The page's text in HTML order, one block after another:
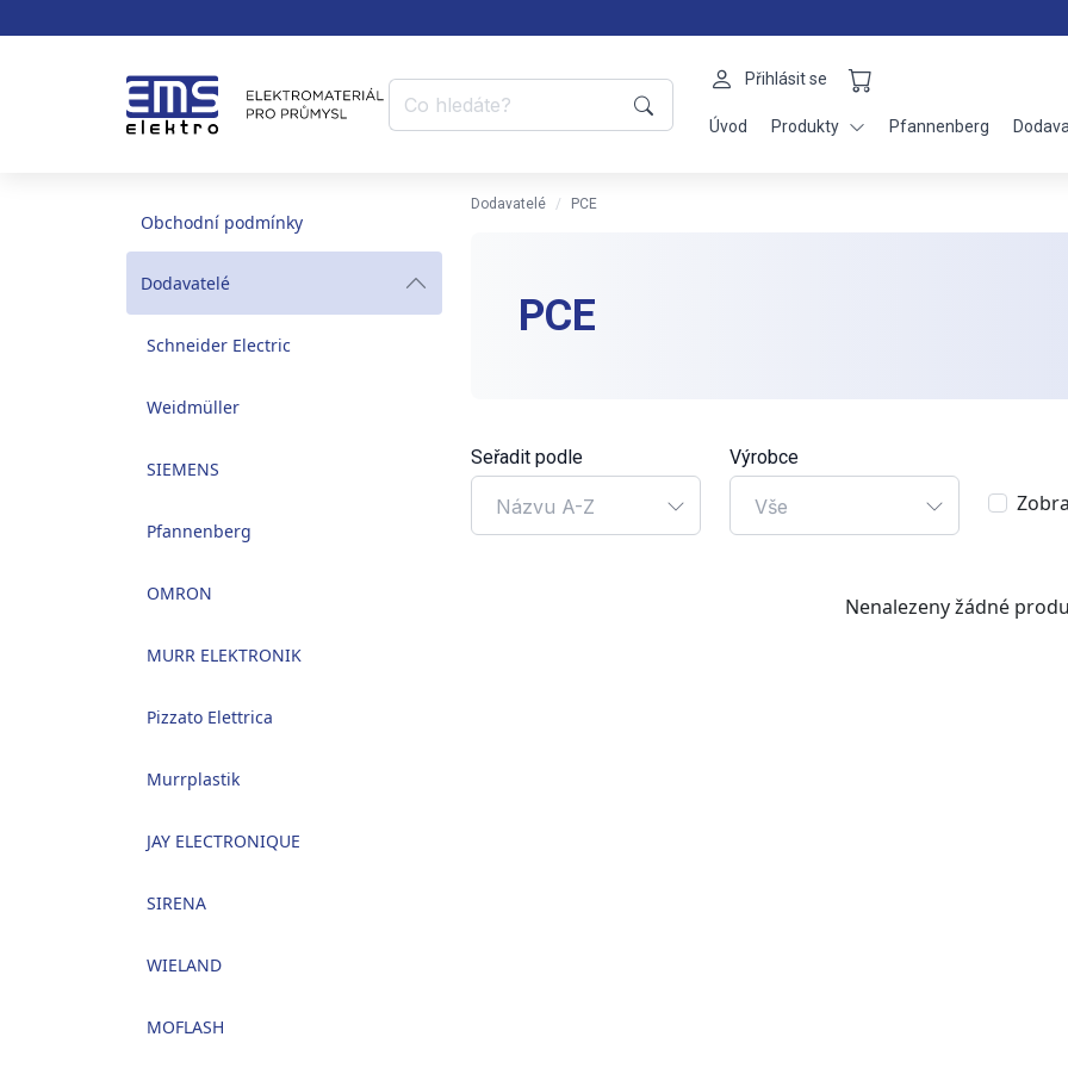
Přihlásit se
Úvod Produkty Pfannenberg
Obchodní podmínky
Dodavatelé
Schneider Electric
Weidmüller
SIEMENS
Pfannenberg
OMRON
MURR ELEKTRONIK
Pizzato Elettrica
Murrplastik
JAY ELECTRONIQUE
SIRENA
WIELAND
MOFLASH
Dodavatelé PCE
PCE
Seřadit podle
Názvu A-Z
Výrobce
Vše
Nenalezeny žádné